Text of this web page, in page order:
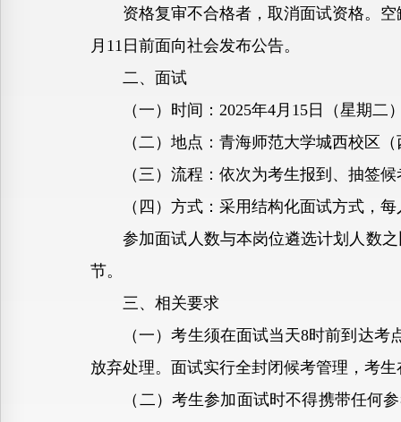
资格复审不合格者，取消面试资格。空
月11日前面向社会发布公告。
二、面试
（一）时间：2025年4月15日（星期二
（二）地点：青海师范大学城西校区（
（三）流程：依次为考生报到、抽签候
（四）方式：采用结构化面试方式，每
参加面试人数与本岗位遴选计划人数之
节。
三、相关要求
（一）考生须在面试当天8时前到达考点
放弃处理。面试实行全封闭候考管理，考
（二）考生参加面试时不得携带任何参